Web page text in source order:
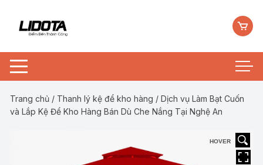
Trang chủ / Thanh lý kệ để kho hàng / Dịch vụ Làm Bạt Cuốn
và Lắp Kệ Để Kho Hàng Bán Dù Che Nắng Tại Nghệ An
HOVER